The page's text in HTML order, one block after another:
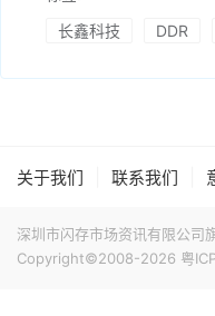
长鑫科技
DDR
关于我们 联系我们
深圳市闪存市场资讯有限公
Copyright©2008-2026 粤